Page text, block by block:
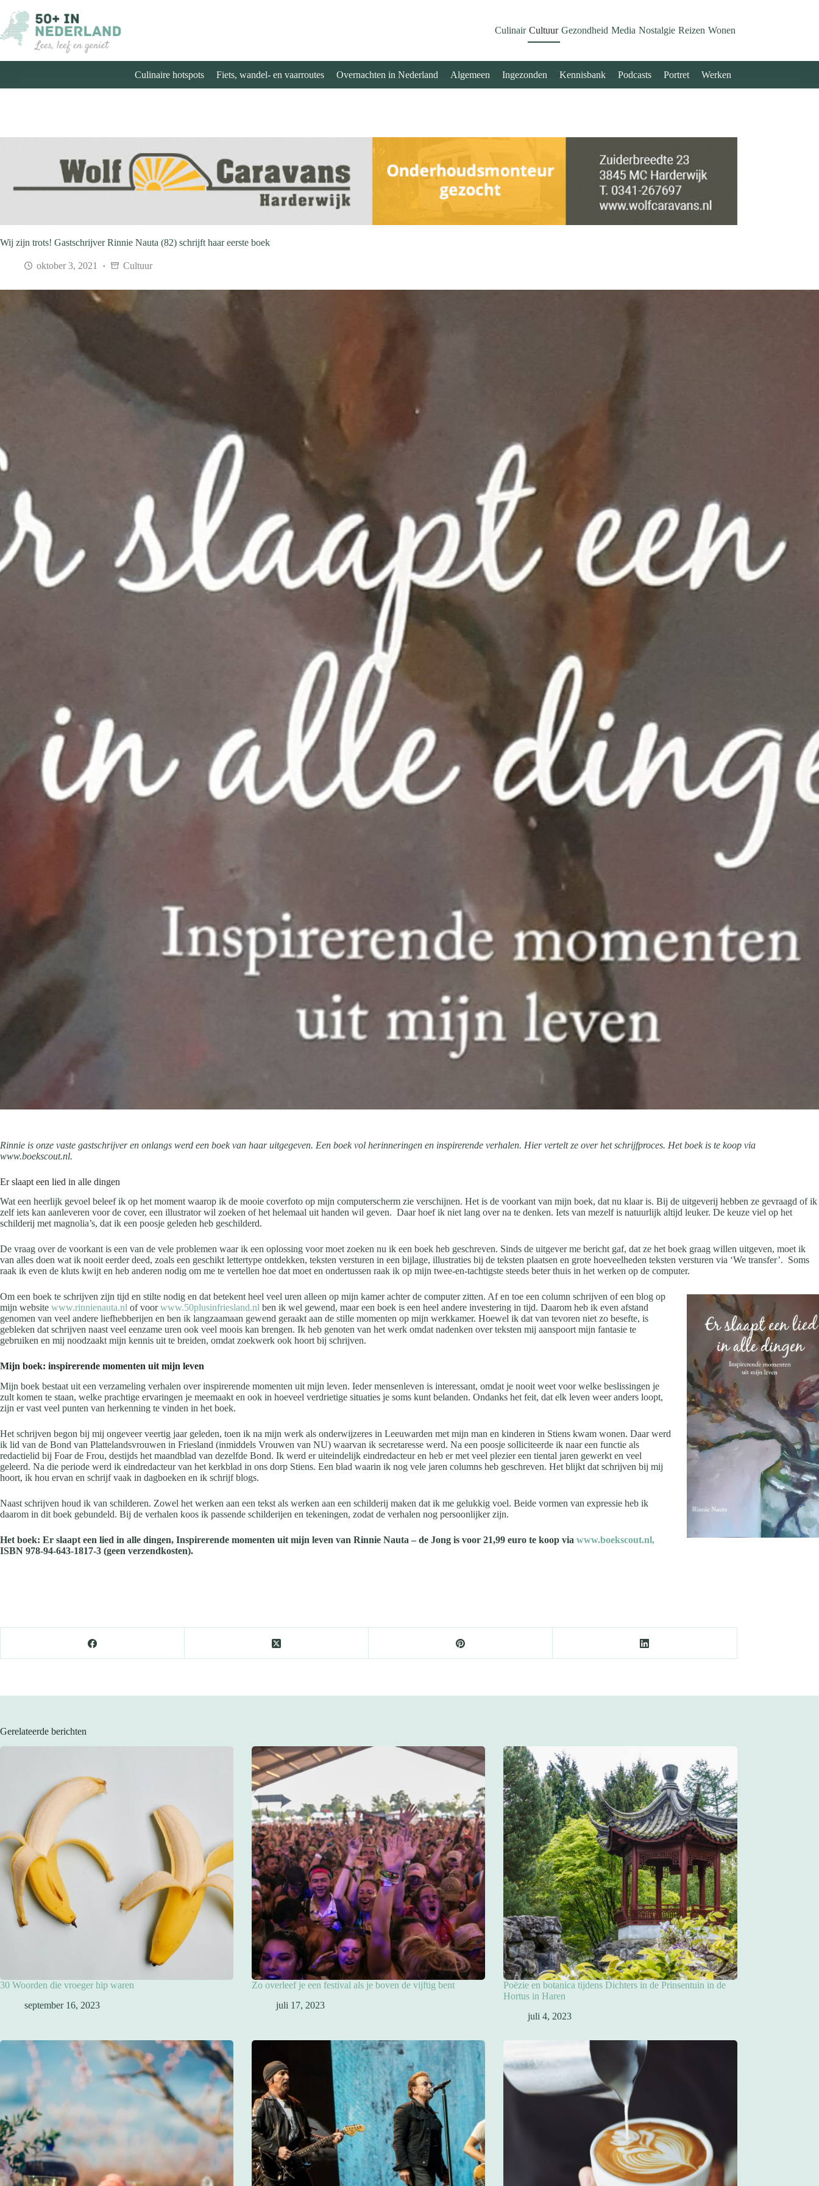
naar
de
inhoud
Culinair Cultuur Gezondheid Media Nostalgie Reizen Wonen
Culinaire hotspots Fiets, wandel- en vaarroutes Overnachten in Nederland Algemeen Ingezonden Kennisbank Podcasts Portret Werken
Wij zijn trots! Gastschrijver Rinnie Nauta (82) schrijft haar eerste boek
oktober 3, 2021 Cultuur
Rinnie is onze vaste gastschrijver en onlangs werd een boek van haar uitgegeven. Een boek vol herinneringen en inspirerende verhalen. Hier vertelt ze over het schrijfproces. Het boek is te koop via
www.boekscout.nl.
Er slaapt een lied in alle dingen
Wat een heerlijk gevoel beleef ik op het moment waarop ik de mooie coverfoto op mijn computerscherm zie verschijnen. Het is de voorkant van mijn boek, dat nu klaar is. Bij de uitgeverij hebben ze gevraagd of ik
zelf iets kan aanleveren voor de cover, een illustrator wil zoeken of het helemaal uit handen wil geven. Daar hoef ik niet lang over na te denken. Iets van mezelf is natuurlijk altijd leuker. De keuze viel op het
schilderij met magnolia’s, dat ik een poosje geleden heb geschilderd.
De vraag over de voorkant is een van de vele problemen waar ik een oplossing voor moet zoeken nu ik een boek heb geschreven. Sinds de uitgever me bericht gaf, dat ze het boek graag willen uitgeven, moet ik
van alles doen wat ik nooit eerder deed, zoals een geschikt lettertype ontdekken, teksten versturen in een bijlage, illustraties bij de teksten plaatsen en grote hoeveelheden teksten versturen via ‘We transfer’. Soms
raak ik even de kluts kwijt en heb anderen nodig om me te vertellen hoe dat moet en ondertussen raak ik op mijn twee-en-tachtigste steeds beter thuis in het werken op de computer.
Om een boek te schrijven zijn tijd en stilte nodig en dat betekent heel veel uren alleen op mijn kamer achter de computer zitten. Af en toe een column schrijven of een blog op
mijn website www.rinnienauta.nl of voorwww.50plusinfriesland.nl ben ik wel gewend, maar een boek is een heel andere investering in tijd. Daarom heb ik even afstand
genomen van veel andere liefhebberijen en ben ik langzaamaan gewend geraakt aan de stille momenten op mijn werkkamer. Hoewel ik dat van tevoren niet zo besefte, is
gebleken dat schrijven naast veel eenzame uren ook veel moois kan brengen. Ik heb genoten van het werk omdat nadenken over teksten mij aanspoort mijn fantasie te
gebruiken en mij noodzaakt mijn kennis uit te breiden, omdat zoekwerk ook hoort bij schrijven.
Mijn boek: inspirerende momenten uit mijn leven
Mijn boek bestaat uit een verzameling verhalen over inspirerende momenten uit mijn leven. Ieder mensenleven is interessant, omdat je nooit weet voor welke beslissingen je
zult komen te staan, welke prachtige ervaringen je meemaakt en ook in hoeveel verdrietige situaties je soms kunt belanden. Ondanks het feit, dat elk leven weer anders loopt,
zijn er vast veel punten van herkenning te vinden in het boek.
Het schrijven begon bij mij ongeveer veertig jaar geleden, toen ik na mijn werk als onderwijzeres in Leeuwarden met mijn man en kinderen in Stiens kwam wonen. Daar werd
ik lid van de Bond van Plattelandsvrouwen in Friesland (inmiddels Vrouwen van NU) waarvan ik secretaresse werd. Na een poosje solliciteerde ik naar een functie als
redactielid bij Foar de Frou, destijds het maandblad van dezelfde Bond. Ik werd er uiteindelijk eindredacteur en heb er met veel plezier een tiental jaren gewerkt en veel
geleerd. Na die periode werd ik eindredacteur van het kerkblad in ons dorp Stiens. Een blad waarin ik nog vele jaren columns heb geschreven. Het blijkt dat schrijven bij mij
hoort, ik hou ervan en schrijf vaak in dagboeken en ik schrijf blogs.
Naast schrijven houd ik van schilderen. Zowel het werken aan een tekst als werken aan een schilderij maken dat ik me gelukkig voel. Beide vormen van expressie heb ik
daarom in dit boek gebundeld. Bij de verhalen koos ik passende schilderijen en tekeningen, zodat de verhalen nog persoonlijker zijn.
Het boek: Er slaapt een lied in alle dingen, Inspirerende momenten uit mijn leven van Rinnie Nauta – de Jong is voor 21,99 euro te koop via www.boekscout.nl,
ISBN 978-94-643-1817-3 (geen verzendkosten).
Gerelateerde berichten
30 Woorden die vroeger hip waren
september 16, 2023
Zo overleef je een festival als je boven de vijftig bent
juli 17, 2023
Poëzie en botanica tijdens Dichters in de Prinsentuin in de
Hortus in Haren
juli 4, 2023